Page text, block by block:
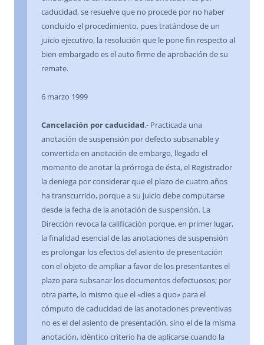
caducidad, se resuelve que no procede por no haber
concluido el procedimiento, pues tratándose de un
juicio ejecutivo, la resolución que le pone fin respecto al
bien embargado es el auto firme de aprobación de su
remate.
6 marzo 1999
Cancelación por caducidad.- Practicada una
anotación de suspensión por defecto subsanable y
convertida en anotación de embargo, llegado el
momento de anotar la prórroga de ésta, el Registrador
la deniega por considerar que el plazo de cuatro años
ha transcurrido, porque a su juicio debe computarse
desde la fecha de la anotación de suspensión. La
Dirección revoca la calificación porque, en primer lugar,
la finalidad esencial de las anotaciones de suspensión
es prolongar los efectos del asiento de presentación
con el objeto de ampliar a favor de los presentantes el
plazo para subsanar los documentos defectuosos; por
otra parte, lo mismo que el «dies a quo» para el
cómputo de caducidad de las anotaciones preventivas
no es el del asiento de presentación, sino el de la misma
anotación, idéntico criterio ha de aplicarse cuando la